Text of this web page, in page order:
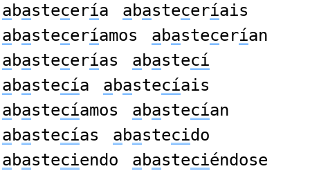
abastecería abasteceríais
abasteceríamos abastecerían
abastecerías abastecí
abastecía abastecíais
abastecíamos abastecían
abastecías abastecido
abasteciendo abasteciéndose